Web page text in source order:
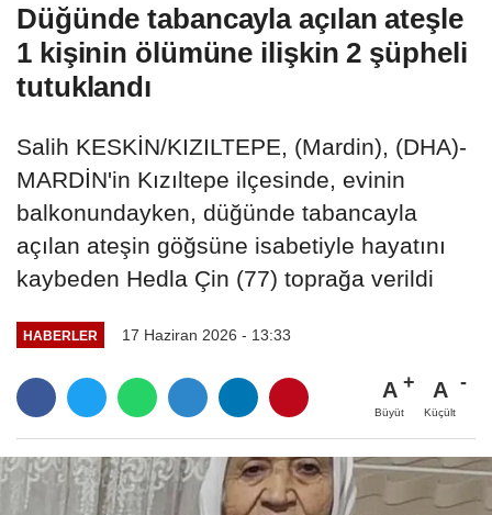
Düğünde tabancayla açılan ateşle
1 kişinin ölümüne ilişkin 2 şüpheli
tutuklandı
Salih KESKİN/KIZILTEPE, (Mardin), (DHA)-
MARDİN'in Kızıltepe ilçesinde, evinin
balkonundayken, düğünde tabancayla
açılan ateşin göğsüne isabetiyle hayatını
kaybeden Hedla Çin (77) toprağa verildi
HABERLER 17 Haziran 2026 - 13:33
A
Büyüt
A
Küçült